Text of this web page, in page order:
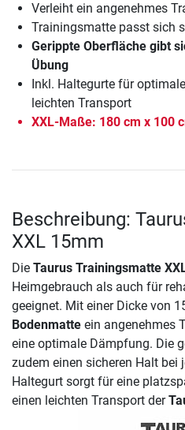
Verleiht ein angenehmes
Trainingsmatte passt sich
Gerippte Oberfläche gibt
Übung
Inkl. Haltegurte für
leichten Transport
XXL-Maße: 180 cm x 100
Beschreibung:
XXL 15mm
Die Taurus Trainingsmatte
Heimgebrauch als auch für
geeignet. Mit einer Dicke von
Bodenmatte ein angenehmes
eine optimale Dämpfung. Die
zudem einen sicheren Halt bei
Haltegurt sorgt für eine
einen leichten Transport der